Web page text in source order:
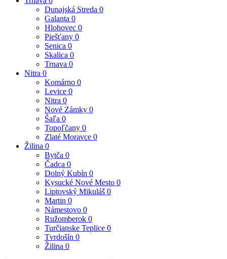
Dunajská Streda 0
Galanta 0
Hlohovec 0
Piešťany 0
Senica 0
Skalica 0
Trnava 0
Nitra 0
Komárno 0
Levice 0
Nitra 0
Nové Zámky 0
Šaľa 0
Topoľčany 0
Zlaté Moravce 0
Žilina 0
Bytča 0
Čadca 0
Dolný Kubín 0
Kysucké Nové Mesto 0
Liptovský Mikuláš 0
Martin 0
Námestovo 0
Ružomberok 0
Turčianske Teplice 0
Tvrdošín 0
Žilina 0